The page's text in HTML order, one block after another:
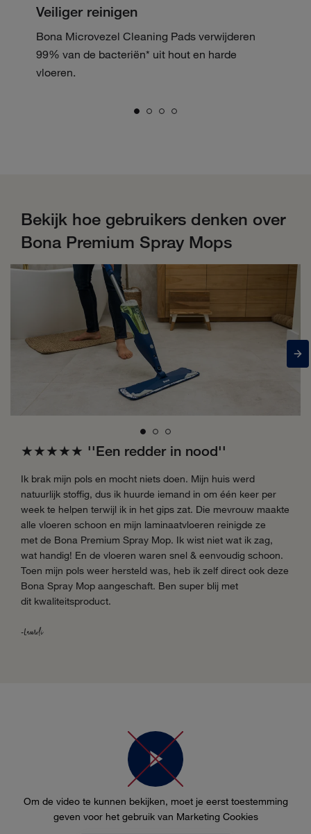
Veiliger reinigen
Bona Microvezel Cleaning Pads verwijderen
99% van de bacteriën* uit hout en harde
vloeren.
Bekijk hoe gebruikers denken over
Bona Premium Spray Mops
★★★★★ ''Een redder in nood''
Ik brak mijn pols en mocht niets doen. Mijn huis werd
natuurlijk stoffig, dus ik huurde iemand in om één keer per
week te helpen terwijl ik in het gips zat. Die mevrouw maakte
alle vloeren schoon en mijn laminaatvloeren reinigde ze
met de Bona Premium Spray Mop. Ik wist niet wat ik zag,
wat handig! En de vloeren waren snel & eenvoudig schoon.
Toen mijn pols weer hersteld was, heb ik zelf direct ook deze
Bona Spray Mop aangeschaft. Ben super blij met
dit kwaliteitsproduct.
-Lauroli
Om de video te kunnen bekijken, moet je eerst toestemming
geven voor het gebruik van Marketing Cookies